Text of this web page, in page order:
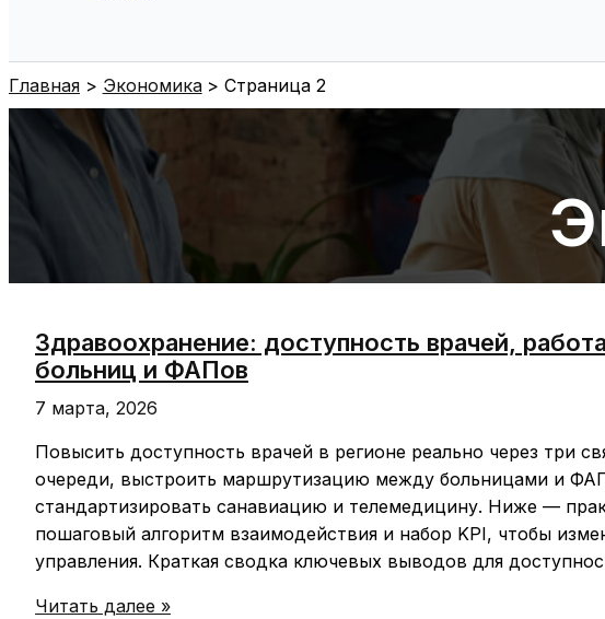
Главная Экономика Страница 2
Здравоохранение: доступность врачей,
больниц и ФАПов
7 марта, 2026
Повысить доступность врачей в регионе реально через три
очереди, выстроить маршрутизацию между больницами и
стандартизировать санавиацию и телемедицину. Ниже —
пошаговый алгоритм взаимодействия и набор KPI, чтобы
управления. Краткая сводка ключевых выводов для
Здравоохранение:
Читать далее »